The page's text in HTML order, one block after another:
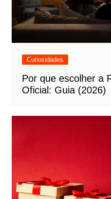
Curiosidades
Por que escolher a
Oficial: Guia (2026)